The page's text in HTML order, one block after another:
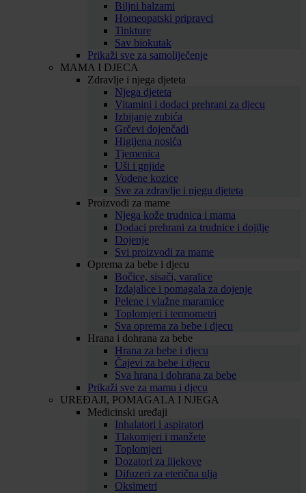
Biljni balzami
Homeopatski pripravci
Tinkture
Sav biokutak
Prikaži sve za samoliječenje
MAMA I DJECA
Zdravlje i njega djeteta
Njega djeteta
Vitamini i dodaci prehrani za djecu
Izbijanje zubića
Grčevi dojenčadi
Higijena nosića
Tjemenica
Uši i gnjide
Vodene kozice
Sve za zdravlje i njegu djeteta
Proizvodi za mame
Njega kože trudnica i mama
Dodaci prehrani za trudnice i dojilje
Dojenje
Svi proizvodi za mame
Oprema za bebe i djecu
Bočice, sisači, varalice
Izdajalice i pomagala za dojenje
Pelene i vlažne maramice
Toplomjeri i termometri
Sva oprema za bebe i djecu
Hrana i dohrana za bebe
Hrana za bebe i djecu
Čajevi za bebe i djecu
Sva hrana i dohrana za bebe
Prikaži sve za mamu i djecu
UREĐAJI, POMAGALA I NJEGA
Medicinski uređaji
Inhalatori i aspiratori
Tlakomjeri i manžete
Toplomjeri
Dozatori za lijekove
Difuzeri za eterična ulja
Oksimetri